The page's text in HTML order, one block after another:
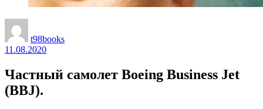
t98books
11.08.2020
Частный самолет Boeing Business Jet
(BBJ).